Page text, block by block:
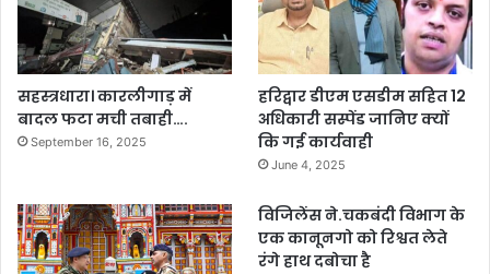
सहस्त्रधारा। कारलीगाड़ में
बादल फटा मची तबाही….
September 16, 2025
हरिद्वार डीएम एसडीम सहित 12
अधिकारी सस्पेंड जानिए क्यों
कि गई कार्यवाही
June 4, 2025
विजिलेंस ने.चकबंदी विभाग के
एक कानूनगो को रिश्वत लेते
रंगे हाथ दबोचा है